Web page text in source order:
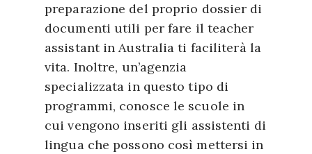
preparazione del proprio dossier di
documenti utili per fare il teacher
assistant in Australia ti faciliterà la
vita. Inoltre, un’agenzia
specializzata in questo tipo di
programmi, conosce le scuole in
cui vengono inseriti gli assistenti di
lingua che possono così mettersi in